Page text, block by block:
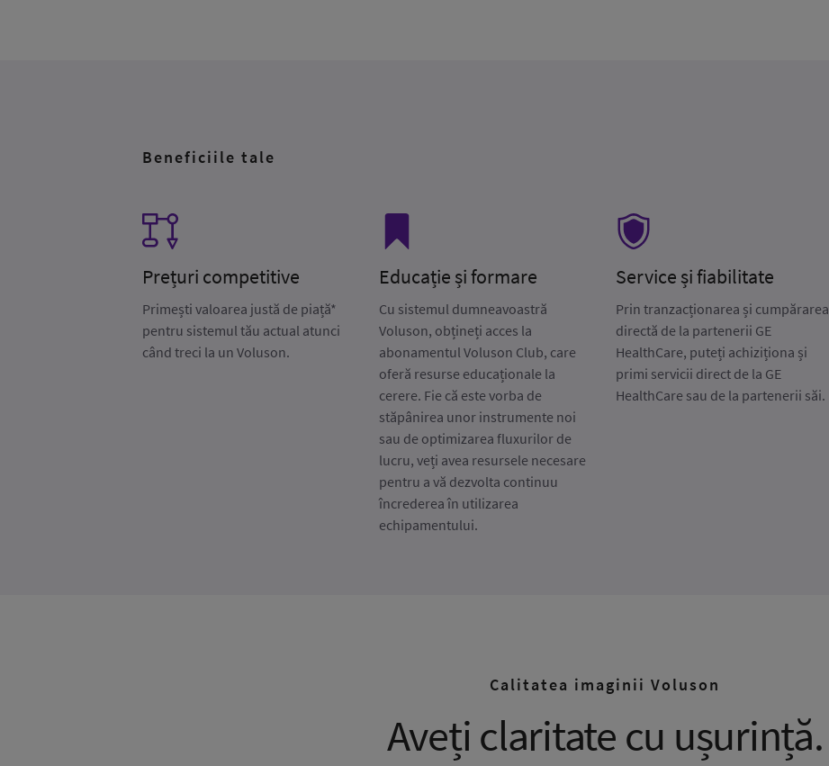
Beneficiile tale
Prețuri competitive
Primești valoarea justă de piață*
pentru sistemul tău actual atunci
când treci la un Voluson.
Educație și formare
Cu sistemul dumneavoastră
Voluson, obțineți acces la
abonamentul Voluson Club, care
oferă resurse educaționale la
cerere. Fie că este vorba de
stăpânirea unor instrumente noi
sau de optimizarea fluxurilor de
lucru, veți avea resursele necesare
pentru a vă dezvolta continuu
încrederea în utilizarea
echipamentului.
Service și fiabilitate
Prin tranzacționarea și cumpărarea
directă de la partenerii GE
HealthCare, puteți achiziționa și
primi servicii direct de la GE
HealthCare sau de la partenerii săi.
Calitatea imaginii Voluson
Aveți claritate cu ușurință.